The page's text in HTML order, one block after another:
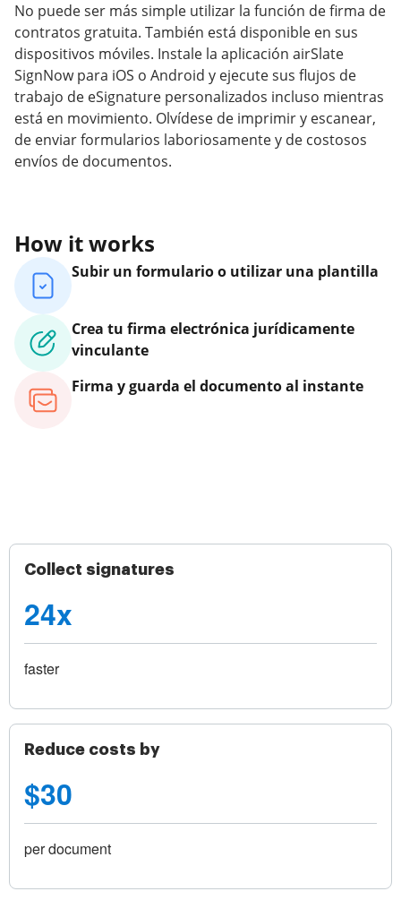
No puede ser más simple utilizar la función de firma de
contratos gratuita. También está disponible en sus
dispositivos móviles. Instale la aplicación airSlate
SignNow para iOS o Android y ejecute sus flujos de
trabajo de eSignature personalizados incluso mientras
está en movimiento. Olvídese de imprimir y escanear,
de enviar formularios laboriosamente y de costosos
envíos de documentos.
How it works
Subir un formulario o utilizar una plantilla
Crea tu firma electrónica jurídicamente
vinculante
Firma y guarda el documento al instante
Collect signatures
24x
faster
Reduce costs by
$30
per document